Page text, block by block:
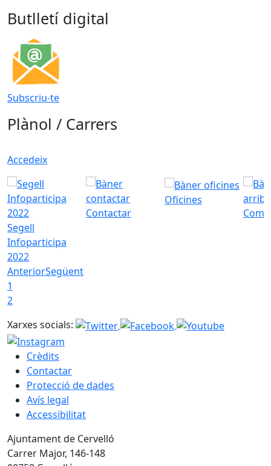
Butlletí digital
Subscriu-te
Plànol / Carrers
Accedeix
Segell
Infoparticipa
2022
Contactar
Oficines
Com
AnteriorSegüent
1
2
Xarxes socials:
Crèdits
Contactar
Protecció de dades
Avís legal
Accessibilitat
Ajuntament de Cervelló
Carrer Major, 146-148